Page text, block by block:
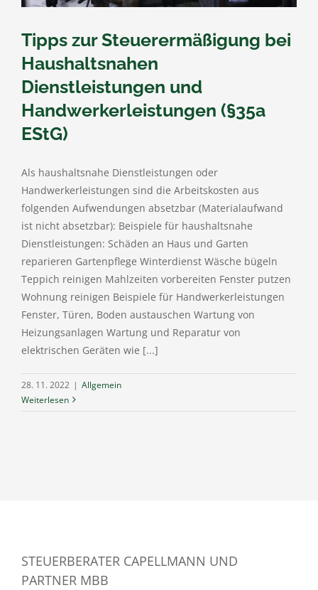
Tipps zur Steuerermäßigung bei
Haushaltsnahen
Dienstleistungen und
Handwerkerleistungen (§35a
EStG)
Als haushaltsnahe Dienstleistungen oder
Handwerkerleistungen sind die Arbeitskosten aus
folgenden Aufwendungen absetzbar (Materialaufwand
ist nicht absetzbar): Beispiele für haushaltsnahe
Dienstleistungen: Schäden an Haus und Garten
reparieren Gartenpflege Winterdienst Wäsche bügeln
Teppich reinigen Mahlzeiten vorbereiten Fenster putzen
Wohnung reinigen Beispiele für Handwerkerleistungen
Fenster, Türen, Boden austauschen Wartung von
Heizungsanlagen Wartung und Reparatur von
elektrischen Geräten wie [...]
28. 11. 2022 | Allgemein
Weiterlesen
STEUERBERATER CAPELLMANN UND
PARTNER MBB